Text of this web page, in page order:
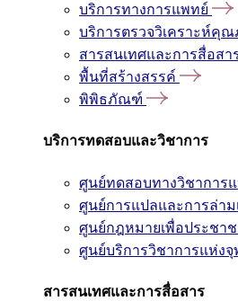
บริการทางการแพทย์
บริการตรวจวิเคราะห์คุ
สารสนเทศและการสื่อสา
พื้นที่สร้างสรรค์
พิพิธภัณฑ์
บริการทดสอบและวิชาการ
ศูนย์ทดสอบทางวิชาการ
ศูนย์การแปลและการล่าม
ศูนย์กฎหมายเพื่อประชา
ศูนย์บริการวิชาการแห่ง
สารสนเทศและการสื่อสาร